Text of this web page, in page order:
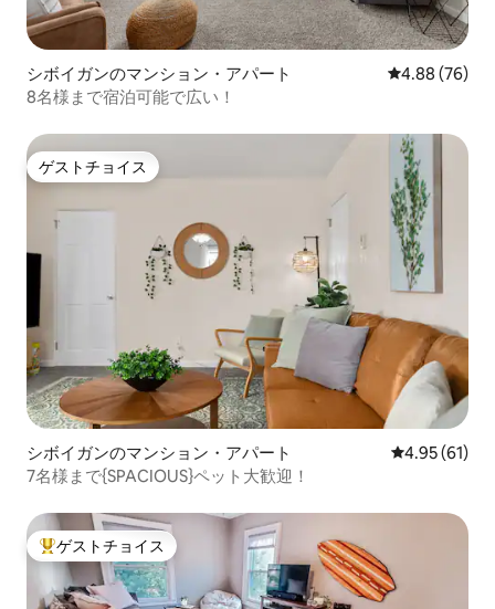
シボイガンのマンション・アパート レビュー76
4.88 (76)
8名様まで宿泊可能で広い！
ゲストチョイス
ゲストチョイス
シボイガンのマンション・アパート レビュー61
4.95 (61)
7名様まで{SPACIOUS}ペット大歓迎！
大好評のゲストチョイスです。
ゲストチョイス